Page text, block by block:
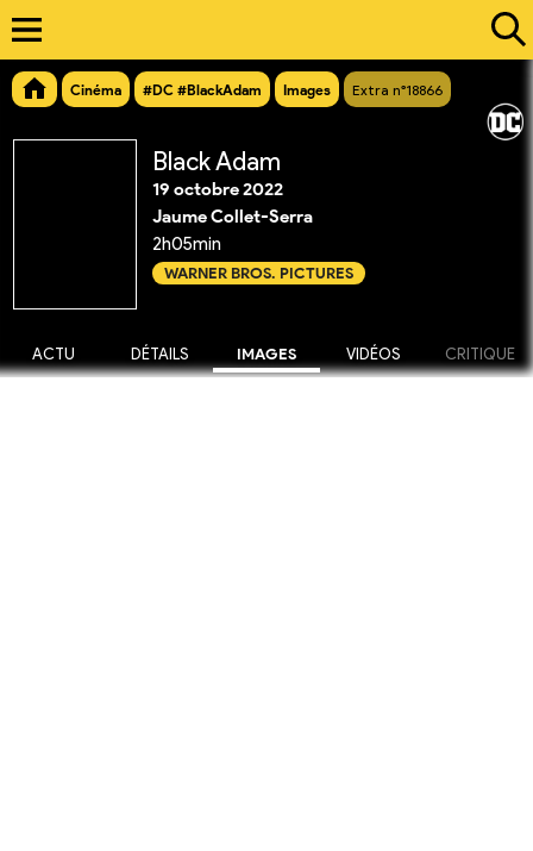
Cinéma #DC #BlackAdam Images Extra n°18866
Black Adam
19 octobre 2022
Jaume Collet-Serra
2h05min
WARNER BROS. PICTURES
ACTU DÉTAILS IMAGES VIDÉOS CRITIQUE